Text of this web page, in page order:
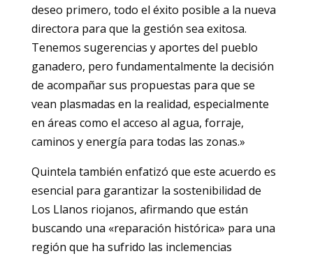
deseo primero, todo el éxito posible a la nueva
directora para que la gestión sea exitosa.
Tenemos sugerencias y aportes del pueblo
ganadero, pero fundamentalmente la decisión
de acompañar sus propuestas para que se
vean plasmadas en la realidad, especialmente
en áreas como el acceso al agua, forraje,
caminos y energía para todas las zonas.»
Quintela también enfatizó que este acuerdo es
esencial para garantizar la sostenibilidad de
Los Llanos riojanos, afirmando que están
buscando una «reparación histórica» para una
región que ha sufrido las inclemencias